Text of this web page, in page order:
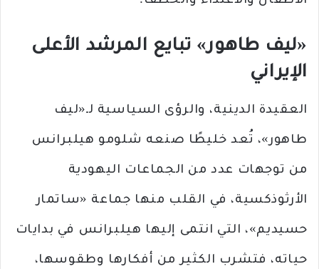
«ليف طاهور» تبايع المرشد الأعلى
الإيراني
العقيدة الدينية، والرؤى السياسية لـ«ليف
طاهور»، تُعد خليطًا صنعه شلومو هيلبرانس
من توجهات عدد من الجماعات اليهودية
الأرثوذكسية، في القلب منها جماعة «ساتمار
حسيديم»، التي انتمى إليها هيلبرانس في بدايات
حياته، فتشرب الكثير من أفكارها وطقوسها،